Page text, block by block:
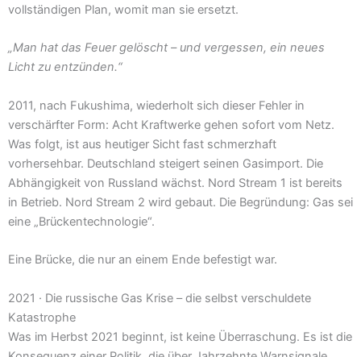
vollständigen Plan, womit man sie ersetzt.
„Man hat das Feuer gelöscht – und vergessen, ein neues
Licht zu entzünden.“
2011, nach Fukushima, wiederholt sich dieser Fehler in
verschärfter Form: Acht Kraftwerke gehen sofort vom Netz.
Was folgt, ist aus heutiger Sicht fast schmerzhaft
vorhersehbar. Deutschland steigert seinen Gasimport. Die
Abhängigkeit von Russland wächst. Nord Stream 1 ist bereits
in Betrieb. Nord Stream 2 wird gebaut. Die Begründung: Gas sei
eine „Brückentechnologie“.
Eine Brücke, die nur an einem Ende befestigt war.
2021 · Die russische Gas Krise – die selbst verschuldete
Katastrophe
Was im Herbst 2021 beginnt, ist keine Überraschung. Es ist die